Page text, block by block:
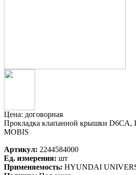
Цена: договорная
Прокладка клапанной крышки D6CA,
MOBIS
Артикул: 2244584000
Ед. измерения: шт
Применяемость: HYUNDAI